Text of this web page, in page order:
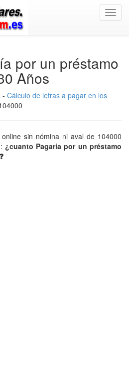
por un préstamo
Años
- Cálculo de letras a pagar en los
sin nómina ni aval de 104000
¿cuanto Pagaría por un préstamo